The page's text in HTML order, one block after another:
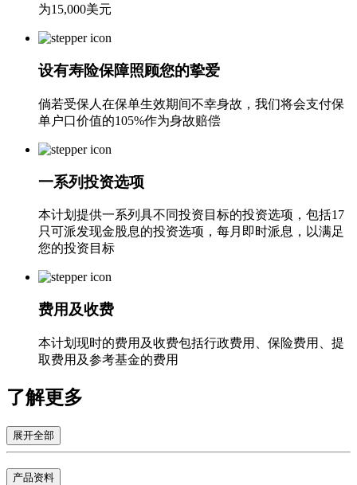
为15,000美元
设有寿险保障照顾您的挚爱
倘若受保人在保单生效期间不幸身故，我们将会支付保
单户口价值的105%作为身故赔偿
一系列投资选项
本计划提供一系列具不同投资目标的投资选项，包括17
只可派发现金股息的投资选项，每月即时派息，以满足
您的投资目标
费用及收费
本计划现时的费用及收费包括行政费用、保险费用、提
取费用及参考基金的费用
了解更多
展开全部
产品资料